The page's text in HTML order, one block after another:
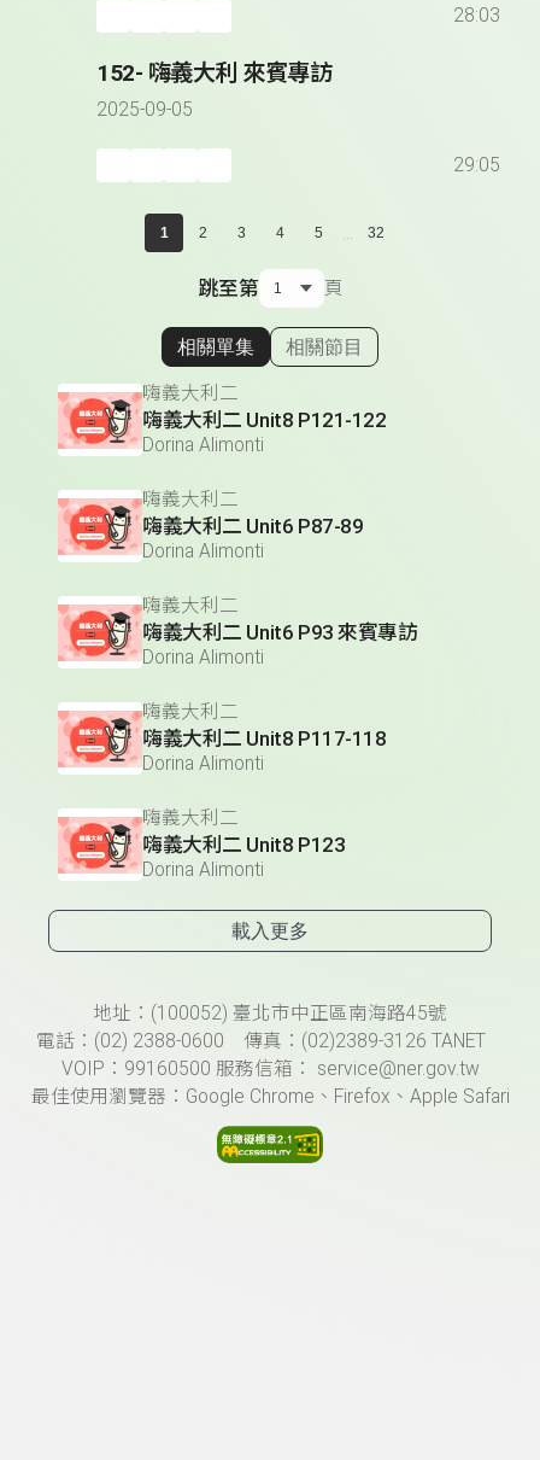
28:03
152- 嗨義大利 來賓專訪
2025-09-05
29:05
1 2 3 4 5 ... 32
跳至第 頁
顯示相關單集
相關單集 相關節目
嗨義大利二
嗨義大利二 Unit8 P121-122
Dorina Alimonti
嗨義大利二
嗨義大利二 Unit6 P87-89
Dorina Alimonti
嗨義大利二
嗨義大利二 Unit6 P93 來賓專訪
Dorina Alimonti
嗨義大利二
嗨義大利二 Unit8 P117-118
Dorina Alimonti
嗨義大利二
嗨義大利二 Unit8 P123
Dorina Alimonti
載入更多
頁尾資訊地址：(100052) 臺北市中正區南海路45號
電話：(02) 2388-0600 傳真：(02)2389-3126 TANET
VOIP：99160500 服務信箱： service@ner.gov.tw
最佳使用瀏覽器：Google Chrome、Firefox、Apple Safari